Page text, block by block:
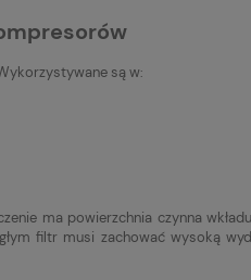
są w:
ma powierzchnia czynna
filtr musi zachować wysoką